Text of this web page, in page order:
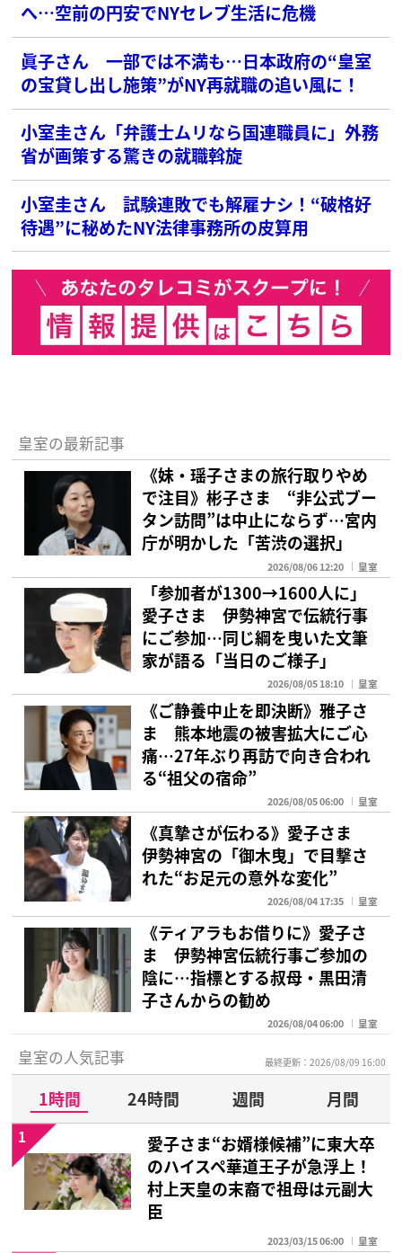
へ…空前の円安でNYセレブ生活に危機
眞子さん 一部では不満も…日本政府の“皇室
の宝貸し出し施策”がNY再就職の追い風に！
小室圭さん「弁護士ムリなら国連職員に」外務
省が画策する驚きの就職斡旋
小室圭さん 試験連敗でも解雇ナシ！“破格好
待遇”に秘めたNY法律事務所の皮算用
皇室の最新記事
《妹・瑶子さまの旅行取りやめ
で注目》彬子さま “非公式ブー
タン訪問”は中止にならず…宮内
庁が明かした「苦渋の選択」
2026/08/06 12:20 皇室
「参加者が1300→1600人に」
愛子さま 伊勢神宮で伝統行事
にご参加…同じ綱を曳いた文筆
家が語る「当日のご様子」
2026/08/05 18:10 皇室
《ご静養中止を即決断》雅子さ
ま 熊本地震の被害拡大にご心
痛…27年ぶり再訪で向き合われ
る“祖父の宿命”
2026/08/05 06:00 皇室
《真摯さが伝わる》愛子さま
伊勢神宮の「御木曳」で目撃さ
れた“お足元の意外な変化”
2026/08/04 17:35 皇室
《ティアラもお借りに》愛子さ
ま 伊勢神宮伝統行事ご参加の
陰に…指標とする叔母・黒田清
子さんからの勧め
2026/08/04 06:00 皇室
皇室の人気記事 最終更新：2026/08/09 16:00
1時間 24時間 週間
月間
愛子さま“お婿様候補”に東大卒
のハイスペ華道王子が急浮上！
村上天皇の末裔で祖母は元副大
臣
2023/03/15 06:00 皇室
1